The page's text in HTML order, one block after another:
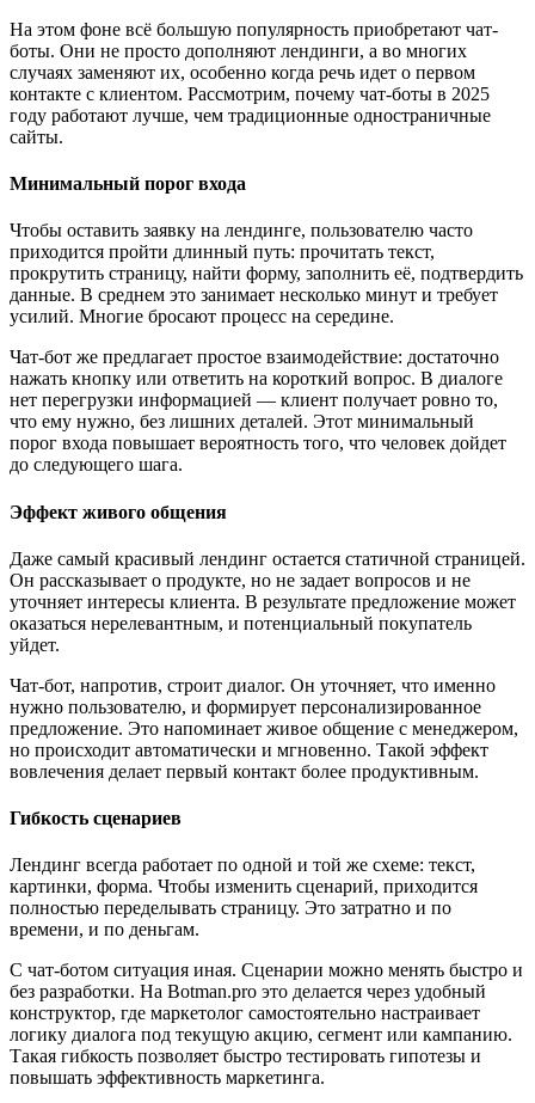
На этом фоне всё большую популярность приобретают чат-
боты. Они не просто дополняют лендинги, а во многих
случаях заменяют их, особенно когда речь идет о первом
контакте с клиентом. Рассмотрим, почему чат-боты в 2025
году работают лучше, чем традиционные одностраничные
сайты.
Минимальный порог входа
Чтобы оставить заявку на лендинге, пользователю часто
приходится пройти длинный путь: прочитать текст,
прокрутить страницу, найти форму, заполнить её, подтвердить
данные. В среднем это занимает несколько минут и требует
усилий. Многие бросают процесс на середине.
Чат-бот же предлагает простое взаимодействие: достаточно
нажать кнопку или ответить на короткий вопрос. В диалоге
нет перегрузки информацией — клиент получает ровно то,
что ему нужно, без лишних деталей. Этот минимальный
порог входа повышает вероятность того, что человек дойдет
до следующего шага.
Эффект живого общения
Даже самый красивый лендинг остается статичной страницей.
Он рассказывает о продукте, но не задает вопросов и не
уточняет интересы клиента. В результате предложение может
оказаться нерелевантным, и потенциальный покупатель
уйдет.
Чат-бот, напротив, строит диалог. Он уточняет, что именно
нужно пользователю, и формирует персонализированное
предложение. Это напоминает живое общение с менеджером,
но происходит автоматически и мгновенно. Такой эффект
вовлечения делает первый контакт более продуктивным.
Гибкость сценариев
Лендинг всегда работает по одной и той же схеме: текст,
картинки, форма. Чтобы изменить сценарий, приходится
полностью переделывать страницу. Это затратно и по
времени, и по деньгам.
С чат-ботом ситуация иная. Сценарии можно менять быстро и
без разработки. На Botman.pro это делается через удобный
конструктор, где маркетолог самостоятельно настраивает
логику диалога под текущую акцию, сегмент или кампанию.
Такая гибкость позволяет быстро тестировать гипотезы и
повышать эффективность маркетинга.